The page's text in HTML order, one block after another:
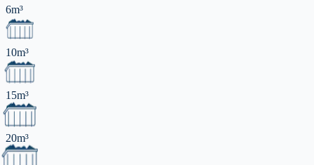
6m³
10m³
15m³
20m³